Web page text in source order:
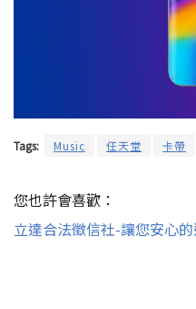
Tags: Music 任天堂 卡帶
您也許會喜歡：
立達合法徵信社-讓您安心